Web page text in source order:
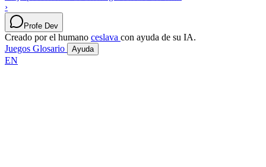
›
Profe Dev
Creado por el humano ceslava con ayuda de su IA.
Juegos Glosario Ayuda
EN